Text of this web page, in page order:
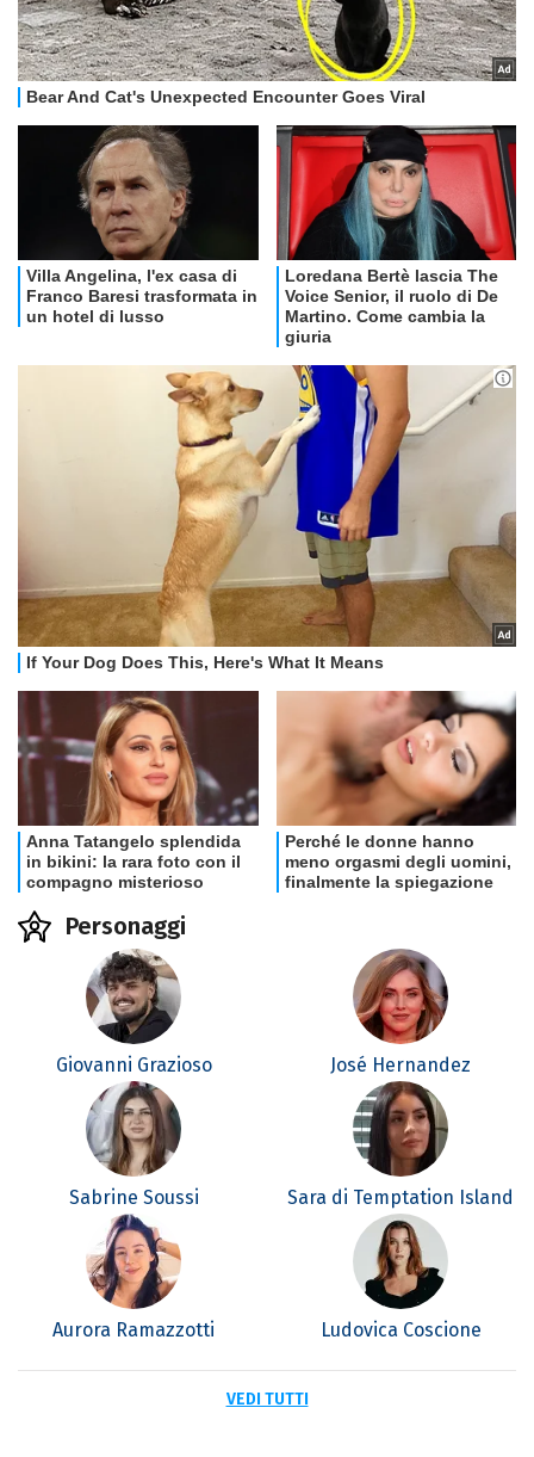
Personaggi
Giovanni Grazioso José Hernandez
Sabrine Soussi Sara di Temptation Island
Aurora Ramazzotti Ludovica Coscione
VEDI TUTTI